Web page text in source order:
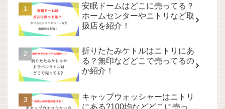
安眠ドームはどこに売ってる？
ホームセンターやニトリなど取
扱店を紹介！
折りたたみケトルはニトリにあ
る？無印などどこで売ってるの
か紹介！
キャップウォッシャーはニトリ
にある?100均などどこに売っ